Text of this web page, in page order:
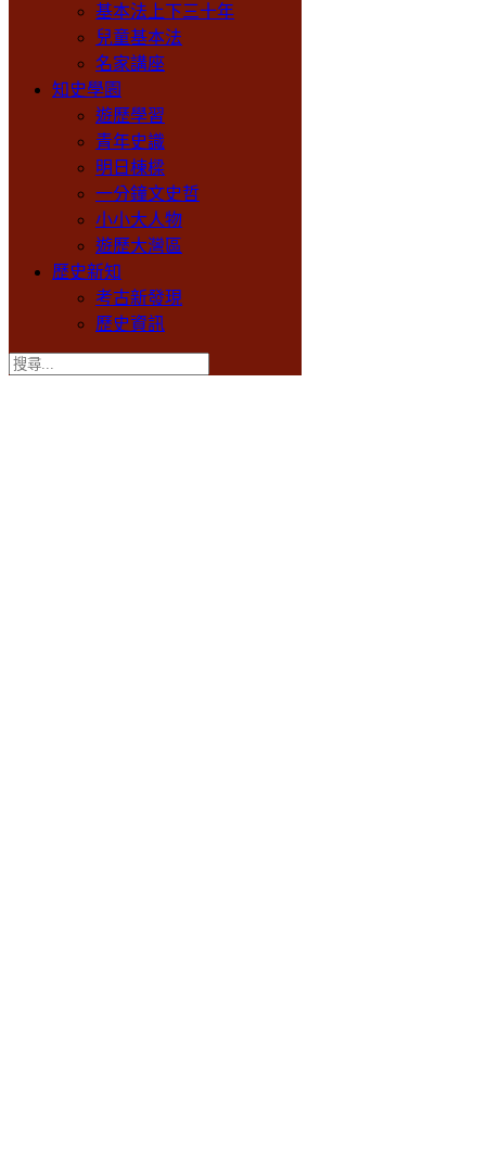
基本法上下三十年
兒童基本法
名家講座
知史學園
遊歷學習
青年史識
明日棟樑
一分鐘文史哲
小小大人物
遊歷大灣區
歷史新知
考古新發現
歷史資訊